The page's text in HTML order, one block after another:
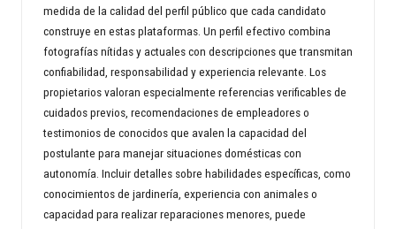
medida de la calidad del perfil público que cada candidato
construye en estas plataformas. Un perfil efectivo combina
fotografías nítidas y actuales con descripciones que transmitan
confiabilidad, responsabilidad y experiencia relevante. Los
propietarios valoran especialmente referencias verificables de
cuidados previos, recomendaciones de empleadores o
testimonios de conocidos que avalen la capacidad del
postulante para manejar situaciones domésticas con
autonomía. Incluir detalles sobre habilidades específicas, como
conocimientos de jardinería, experiencia con animales o
capacidad para realizar reparaciones menores, puede